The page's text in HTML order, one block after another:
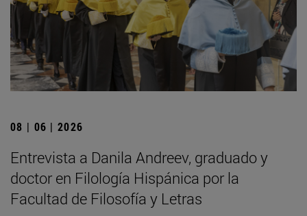
08 | 06 | 2026
Entrevista a Danila Andreev, graduado y
doctor en Filología Hispánica por la
Facultad de Filosofía y Letras